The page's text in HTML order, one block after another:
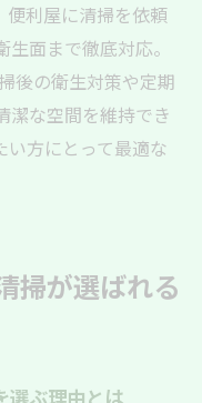
便利屋に清掃を依頼
面まで徹底対応。
後の衛生対策や定期
潔な空間を維持でき
い方にとって最適な
掃が選ばれる
選ぶ理由とは